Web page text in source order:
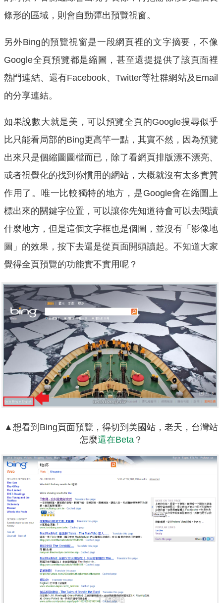
條形的區域，則會自動彈出預覽視窗。
另外Bing的預覽視窗是一段網頁裡的文字摘要，不像
Google全頁預覽都是縮圖，甚至還提提供了該頁面裡
熱門連結、還有Facebook、Twitter等社群網站及Email
的分享連結。
如果說數大就是美，可以預覽全頁的Google搜尋似乎
比只能看局部的Bing更高竿一點，其實不然，因為預覽
出來只是個縮圖圖檔而已，除了看網頁排版漂不漂亮、
或者視覺化的找到你慣用的網站，大概就沒有太多實質
作用了。唯一比較獨特的地方，是Google會在縮圖上
標出來的關鍵字位置，可以讓你先知道待會可以去閱讀
什麼地方，但是這個文字框也是個圖，並沒有「影像地
圖」的效果，按下去還是從頁面開頭讀起。不知道大家
覺得全頁預覽的功能實不實用呢？
▲想看到Bing頁面預覽，得切到美國站，老天，台灣站
怎麼還在Beta？